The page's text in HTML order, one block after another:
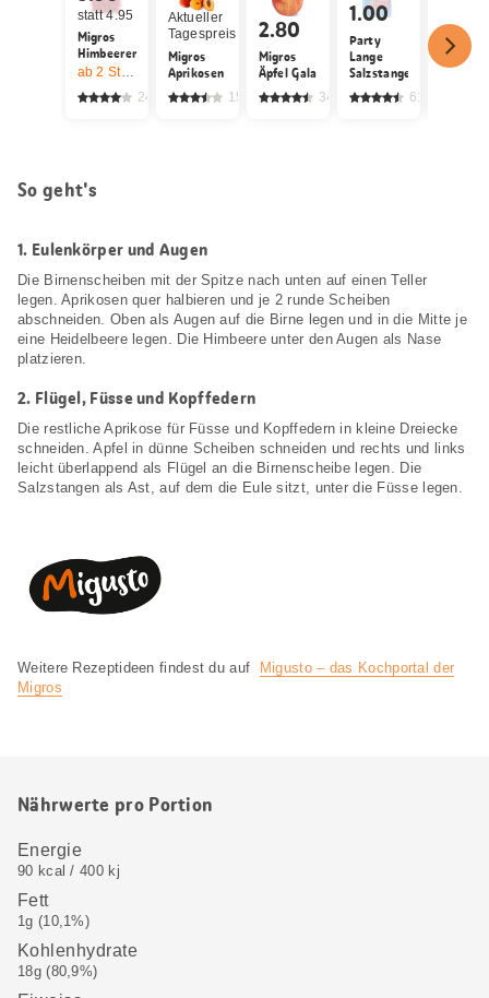
statt 4.95
Migros
Himbeeren
ab 2 Stück,
Angebot gilt nur vom 6.8. bis 12.8.2026, solange
2410
Aktueller
Tagespreis
Migros
Aprikosen
1504
2.80
Migros
Äpfel Gala
3420
1.00
Party
Lange
Salzstangen
614
4.95
Migros
So geht's
1. Eulenkörper und Augen
Die Birnenscheiben mit der Spitze nach unten auf einen Teller
legen. Aprikosen quer halbieren und je 2 runde Scheiben
abschneiden. Oben als Augen auf die Birne legen und in die Mitte je
eine Heidelbeere legen. Die Himbeere unter den Augen als Nase
platzieren.
2. Flügel, Füsse und Kopffedern
Die restliche Aprikose für Füsse und Kopffedern in kleine Dreiecke
schneiden. Apfel in dünne Scheiben schneiden und rechts und links
leicht überlappend als Flügel an die Birnenscheibe legen. Die
Salzstangen als Ast, auf dem die Eule sitzt, unter die Füsse legen.
Weitere Rezeptideen findest du auf
Migusto – das Kochportal der
Migros
Nährwerte pro Portion
Energie
90 kcal / 400 kj
Fett
1g (10,1%)
Kohlenhydrate
18g (80,9%)